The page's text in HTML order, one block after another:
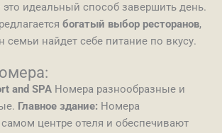
идеальный способ завершить день.
богатый выбор ресторанов,
семьи найдет себе питание по вкусу.
and SPA Номера разнообразные и
Главное здание: Номера
центре отеля и обеспечивают